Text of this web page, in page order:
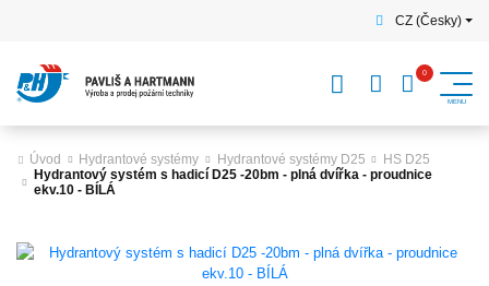
CZ (Česky)
Úvod Hydrantové systémy Hydrantové systémy D25
HS D25
Hydrantový systém s hadicí D25 -20bm - plná dvířka - proudnice
ekv.10 - BÍLÁ